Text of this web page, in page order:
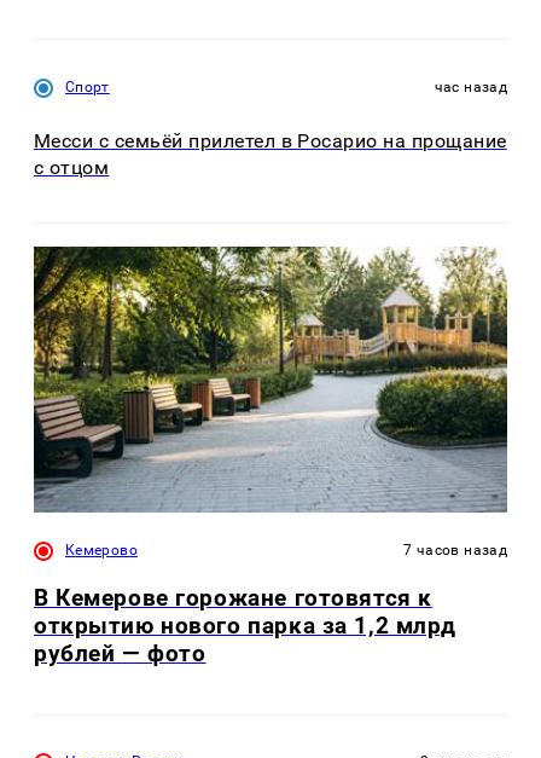
Спорт час назад
Месси с семьёй прилетел в Росарио на прощание
с отцом
Кемерово 7 часов назад
В Кемерове горожане готовятся к
открытию нового парка за 1,2 млрд
рублей — фото